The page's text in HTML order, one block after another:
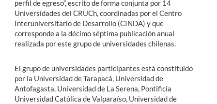
perfil de egreso”, escrito de forma conjunta por 14
Universidades del CRUCh, coordinadas por el Centro
Interuniversitario de Desarrollo (CINDA) y que
corresponde a la décimo séptima publicación anual
realizada por este grupo de universidades chilenas.
El grupo de universidades participantes está constituido
por la Universidad de Tarapacá, Universidad de
Antofagasta, Universidad de La Serena, Pontificia
Universidad Católica de Valparaíso, Universidad de